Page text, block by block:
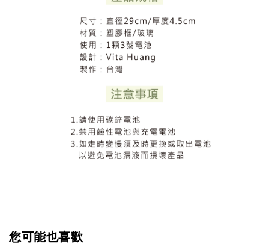
您可能也喜歡